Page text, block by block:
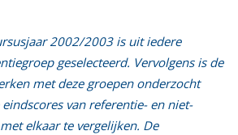
2002/2003 is uit iedere
geselecteerd. Vervolgens is de
met deze groepen onderzocht
van referentie- en niet-
elkaar te vergelijken. De